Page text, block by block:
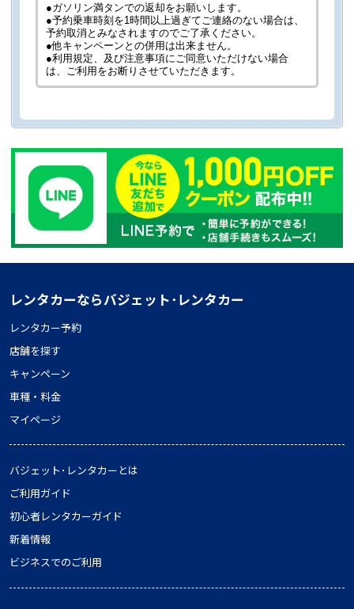
●ガソリン満タンでの返却をお願いします。
●予約乗車時刻を1時間以上過ぎてご連絡のない場合は、
予約取消とみなされますのでご了承ください。
●他キャンペーンとの併用は出来ません。
●利用規定、及び注意事項にご同意いただけない場合
は、ご利用をお断りさせていただきます。
レンタカーならバジェット･レンタカー
レンタカー予約
店舗を探す
キャンペーン
車種・料金
マイページ
バジェット･レンタカーとは
ご利用ガイド
初心者レンタカーガイド
新着情報
ビジネスでのご利用